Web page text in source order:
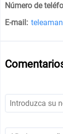
Número de
E-mail: